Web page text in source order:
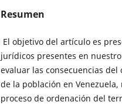
Resumen
El objetivo del artículo es
jurídicos presentes en
evaluar las consecuencias
de la población en
proceso de ordenación del